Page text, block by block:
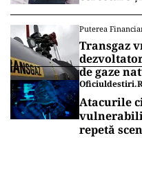
Puterea
Transgaz
de gaze
Atacurile
repetă